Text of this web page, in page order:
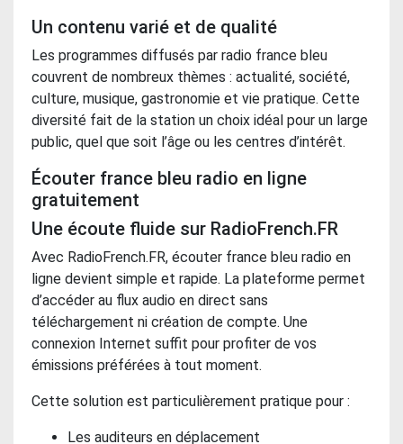
Un contenu varié et de qualité
Les programmes diffusés par radio france bleu
couvrent de nombreux thèmes : actualité, société,
culture, musique, gastronomie et vie pratique. Cette
diversité fait de la station un choix idéal pour un large
public, quel que soit l’âge ou les centres d’intérêt.
Écouter france bleu radio en ligne
gratuitement
Une écoute fluide sur RadioFrench.FR
Avec RadioFrench.FR, écouter france bleu radio en
ligne devient simple et rapide. La plateforme permet
d’accéder au flux audio en direct sans
téléchargement ni création de compte. Une
connexion Internet suffit pour profiter de vos
émissions préférées à tout moment.
Cette solution est particulièrement pratique pour :
Les auditeurs en déplacement